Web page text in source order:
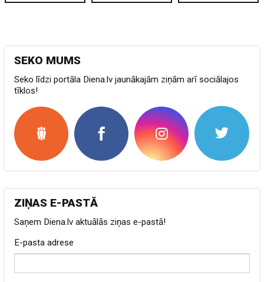
SEKO MUMS
Seko līdzi portāla Diena.lv jaunākajām ziņām arī sociālajos
tīklos!
ZIŅAS E-PASTĀ
Saņem Diena.lv aktuālās ziņas e-pastā!
E-pasta adrese